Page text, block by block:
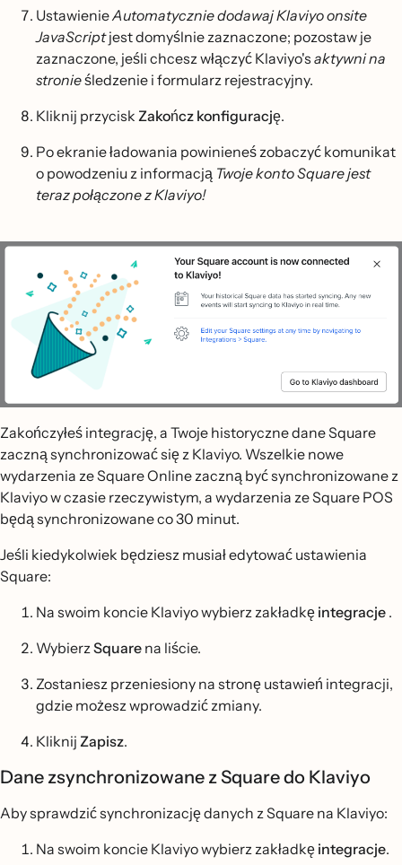
UstawienieAutomatycznie dodawaj Klaviyo onsite
JavaScriptjest domyślnie zaznaczone; pozostaw je
zaznaczone, jeśli chcesz włączyć Klaviyo's aktywni na
stronieśledzenie i formularz rejestracyjny.
Kliknij przycisk Zakończ konfigurację.
Po ekranie ładowania powinieneś zobaczyć komunikat
o powodzeniu z informacją Twoje konto Square jest
teraz połączone z Klaviyo!
Zakończyłeś integrację, a Twoje historyczne dane Square
zaczną synchronizować się z Klaviyo. Wszelkie nowe
wydarzenia ze Square Online zaczną być synchronizowane z
Klaviyo w czasie rzeczywistym, a wydarzenia ze Square POS
będą synchronizowane co 30 minut.
Jeśli kiedykolwiek będziesz musiał edytować ustawienia
Square:
Na swoim koncie Klaviyo wybierz zakładkę integracje .
WybierzSquare na liście.
Zostaniesz przeniesiony na stronę ustawień integracji,
gdzie możesz wprowadzić zmiany.
Kliknij Zapisz.
Dane zsynchronizowane z Square do Klaviyo
Aby sprawdzić synchronizację danych z Square na Klaviyo:
Na swoim koncie Klaviyo wybierz zakładkę integracje.